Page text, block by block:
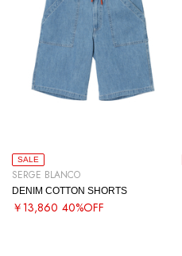
SALE
SERGE BLANCO
DENIM COTTON SHORTS
￥13,860 40%OFF